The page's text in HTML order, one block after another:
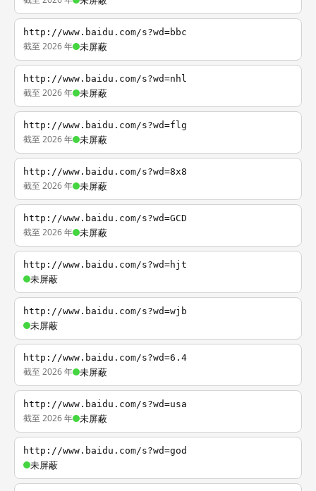
http://www.baidu.com/s?wd=bbc
截至 2026 年 未屏蔽
http://www.baidu.com/s?wd=nhl
截至 2026 年 未屏蔽
http://www.baidu.com/s?wd=flg
截至 2026 年 未屏蔽
http://www.baidu.com/s?wd=8x8
截至 2026 年 未屏蔽
http://www.baidu.com/s?wd=GCD
截至 2026 年 未屏蔽
http://www.baidu.com/s?wd=hjt
未屏蔽
http://www.baidu.com/s?wd=wjb
未屏蔽
http://www.baidu.com/s?wd=6.4
截至 2026 年 未屏蔽
http://www.baidu.com/s?wd=usa
截至 2026 年 未屏蔽
http://www.baidu.com/s?wd=god
未屏蔽